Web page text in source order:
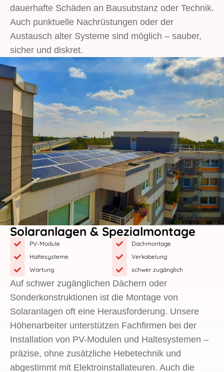
dauerhafte Schäden an Bausubstanz oder Technik.
Auch punktuelle Nachrüstungen oder der
Austausch alter Systeme sind möglich – sauber,
sicher und diskret.
Solaranlagen & Spezialmontage
PV-Module
Dachmontage
Haltesysteme
Verkabelung
Wartung
schwer zugänglich
Auf schwer zugänglichen Dächern oder
Sonderkonstruktionen ist die Montage von
Solaranlagen oft eine Herausforderung. Unsere
Höhenarbeiter unterstützen Fachfirmen bei der
Installation von PV-Modulen und Haltesystemen –
präzise, ohne zusätzliche Hebetechnik und
abgestimmt mit Elektroinstallateuren. Auch die